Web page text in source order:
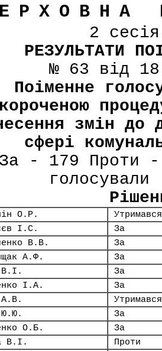
2
РЕЗУЛЬТАТИ
№ 63 від
Поіменне
змін до
сфері
За - 179 Проти
О.Р.
Утримався
І.С.
За
В.В.
За
А.Ф.
За
В.І.
За
І.А.
За
А.В.
Утримався
Ю.Ю.
За
О.Б.
За
В.І.
Проти